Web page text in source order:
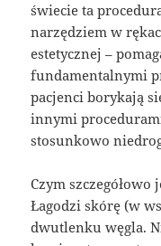
świecie ta
narzędziem w
estetycznej –
fundamentalnymi
pacjenci borykają
innymi
stosunkowo
Czym
Łagodzi skórę (w
dwutlenku węgla.